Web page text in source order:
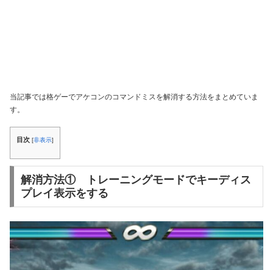
当記事では格ゲーでアケコンのコマンドミスを解消する方法をまとめていま
す。
目次 [非表示]
解消方法① トレーニングモードでキーディス
プレイ表示をする